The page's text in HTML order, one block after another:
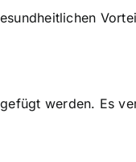
werden. Es